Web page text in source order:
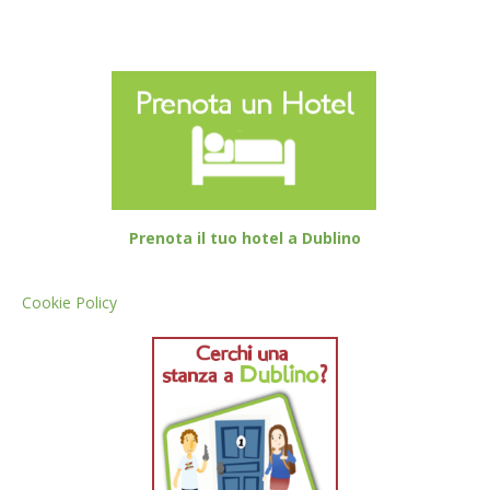
Prenota il tuo hotel a Dublino
Cookie Policy